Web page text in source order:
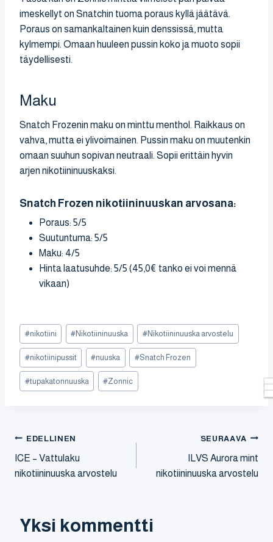
imeskellyt on Snatchin tuoma poraus kyllä jäätävä.
Poraus on samankaltainen kuin denssissä, mutta
kylmempi. Omaan huuleen pussin koko ja muoto sopii
täydellisesti.
Maku
Snatch Frozenin maku on minttu menthol. Raikkaus on
vahva, mutta ei ylivoimainen. Pussin maku on muutenkin
omaan suuhun sopivan neutraali. Sopii erittäin hyvin
arjen nikotiininuuskaksi.
Snatch Frozen nikotiininuuskan arvosana:
Poraus: 5/5
Suutuntuma: 5/5
Maku: 4/5
Hinta laatusuhde: 5/5 (45,0€ tanko ei voi mennä
vikaan)
Avainsanat:
#nikotiini #Nikotiininuuska #Nikotiininuuska arvostelu
#nikotiinipussit #nuuska #Snatch Frozen
#tupakatonnuuska #Zonnic
Artikkelien
selaus
EDELLINEN
ICE – Vattulaku
nikotiininuuska arvostelu
SEURAAVA
ILVS Aurora mint
nikotiininuuska arvostelu
Yksi kommentti